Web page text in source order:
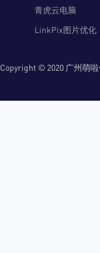
青虎云电脑
LinkPix图片优化
Copyright © 2020 广州萌